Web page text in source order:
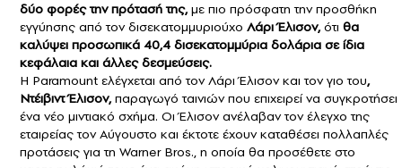
δύο φορές την πρότασή της,με πιο πρόσφατη την προσθήκη
εγγύησης από τον δισεκατομμυριούχο Λάρι Έλισον,ότι θα
καλύψει προσωπικά 40,4 δισεκατομμύρια δολάρια σε ίδια
κεφάλαια και άλλες δεσμεύσεις.
Η Paramount ελέγχεται από τον Λάρι Έλισον και τον γιο του,
Ντέιβιντ Έλισον,παραγωγό ταινιών που επιχειρεί να συγκροτήσει
ένα νέο μιντιακό σχήμα. Οι Έλισον ανέλαβαν τον έλεγχο της
εταιρείας τον Αύγουστο και έκτοτε έχουν καταθέσει πολλαπλές
προτάσεις για τη Warner Bros., η οποία θα προσέθετε στο